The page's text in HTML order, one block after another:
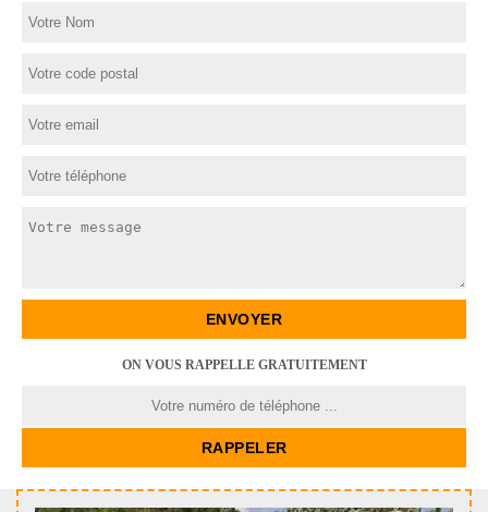
ON VOUS RAPPELLE GRATUITEMENT